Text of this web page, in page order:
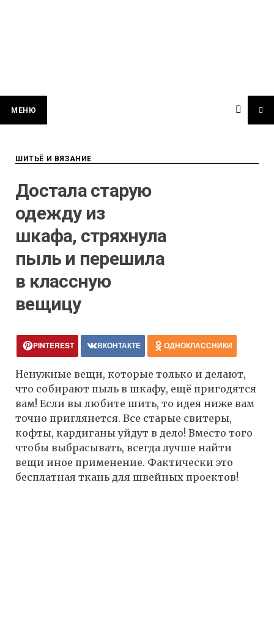
МЕНЮ
ШИТЬЁ И ВЯЗАНИЕ
Достала старую
одежду из
шкафа, стряхнула
пыль и перешила
в классную
вещицу
PINTEREST ВКОНТАКТЕ ОДНОКЛАССНИКИ
Ненужные вещи, которые только и делают,
что собирают пыль в шкафу, ещё пригодятся
вам! Если вы любите шить, то идея ниже вам
точно приглянется. Все старые свитеры,
кофты, кардиганы уйдут в дело! Вместо того
чтобы выбрасывать, всегда лучше найти
вещи иное применение. Фактически это
бесплатная ткань для швейных проектов!